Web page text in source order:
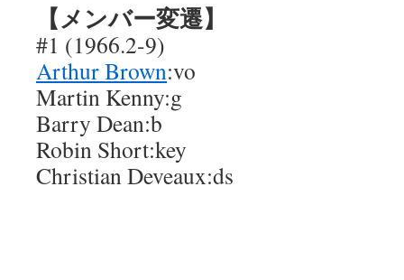
【メンバー変遷】
#1 (1966.2-9)
Arthur Brown:vo
Martin Kenny:g
Barry Dean:b
Robin Short:key
Christian Deveaux:ds